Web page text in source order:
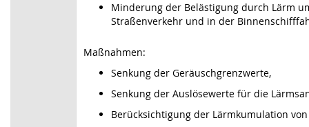
Minderung der Belästigung durch Lärm
Straßenverkehr und in der
Maßnahmen:
Senkung der Geräuschgrenzwerte,
Senkung der Auslösewerte für die
Berücksichtigung der Lärmkumulation